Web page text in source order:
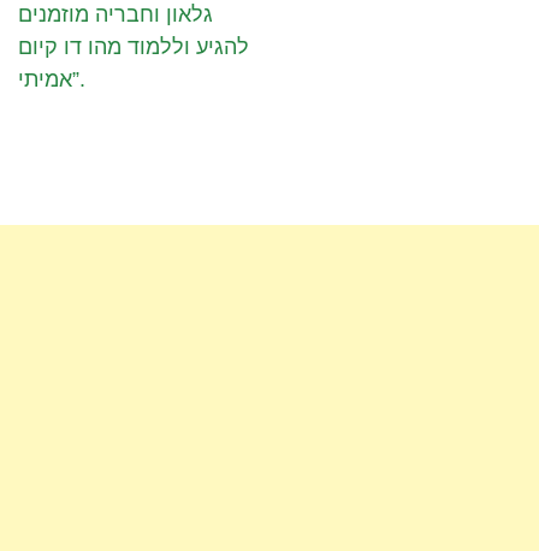
גלאון וחבריה מוזמנים
להגיע וללמוד מהו דו קיום
אמיתי”.